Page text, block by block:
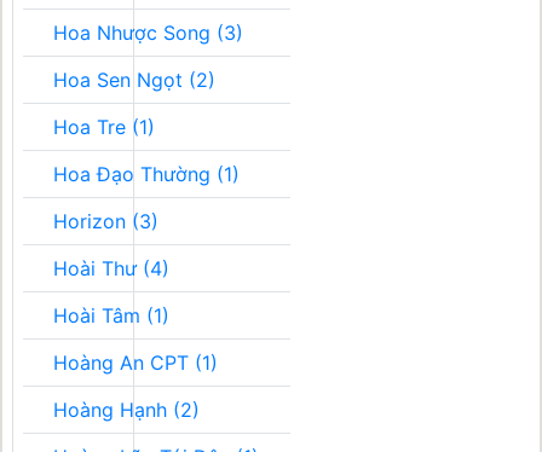
Hoa Nhược Song (3)
Hoa Sen Ngọt (2)
Hoa Tre (1)
Hoa Đạo Thường (1)
Horizon (3)
Hoài Thư (4)
Hoài Tâm (1)
Hoàng An CPT (1)
Hoàng Hạnh (2)